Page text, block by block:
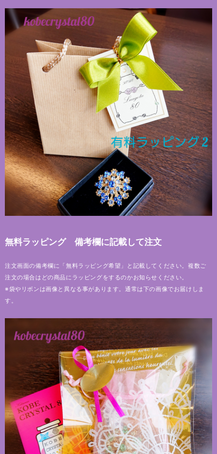
無料ラッピング 備考欄に記載して注文
注文画面の備考欄に「無料ラッピング希望」と記載してください。複数ご
注文の場合はどの商品にラッピングをするのかお知らせください。
※袋やリボンは画像と異なる事があります。通常は下の画像でお届けしま
す。